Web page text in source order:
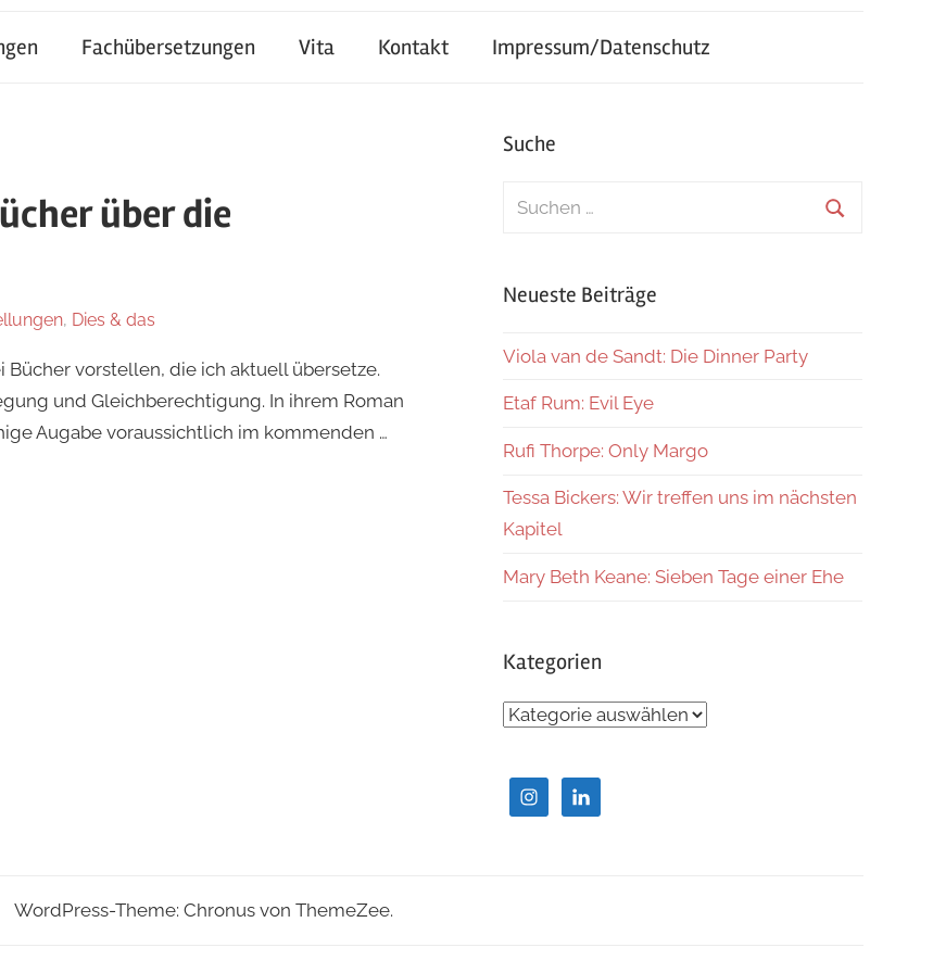
Fachübersetzungen Vita Kontakt Impressum/Datenschutz
über die
, Dies & das
vorstellen, die ich aktuell übersetze.
und Gleichberechtigung. In ihrem Roman
Augabe voraussichtlich im kommenden …
Suche
Suchen
Neueste Beiträge
Viola van de Sandt: Die Dinner Party
Etaf Rum: Evil Eye
Rufi Thorpe: Only Margo
Tessa Bickers: Wir treffen uns im nächsten
Kapitel
Mary Beth Keane: Sieben Tage einer Ehe
Kategorien
Kategorien
WordPress-Theme: Chronus von ThemeZee.